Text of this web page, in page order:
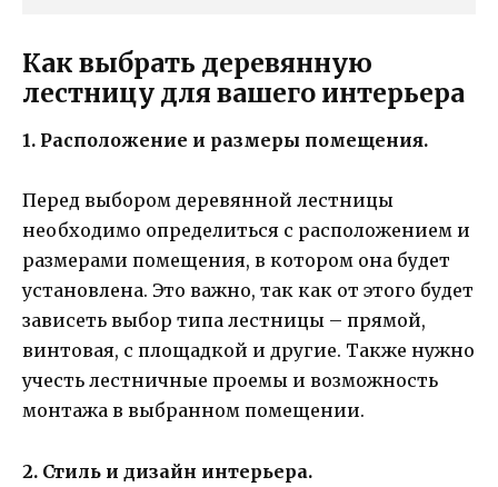
Как выбрать деревянную
лестницу для вашего интерьера
1. Расположение и размеры помещения.
Перед выбором деревянной лестницы
необходимо определиться с расположением и
размерами помещения, в котором она будет
установлена. Это важно, так как от этого будет
зависеть выбор типа лестницы – прямой,
винтовая, с площадкой и другие. Также нужно
учесть лестничные проемы и возможность
монтажа в выбранном помещении.
2. Стиль и дизайн интерьера.